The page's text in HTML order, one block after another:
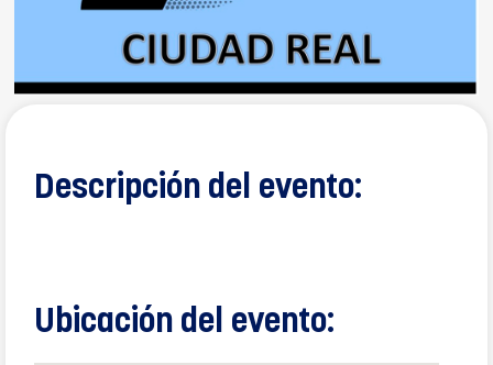
Descripción del evento:
Ubicación del evento: